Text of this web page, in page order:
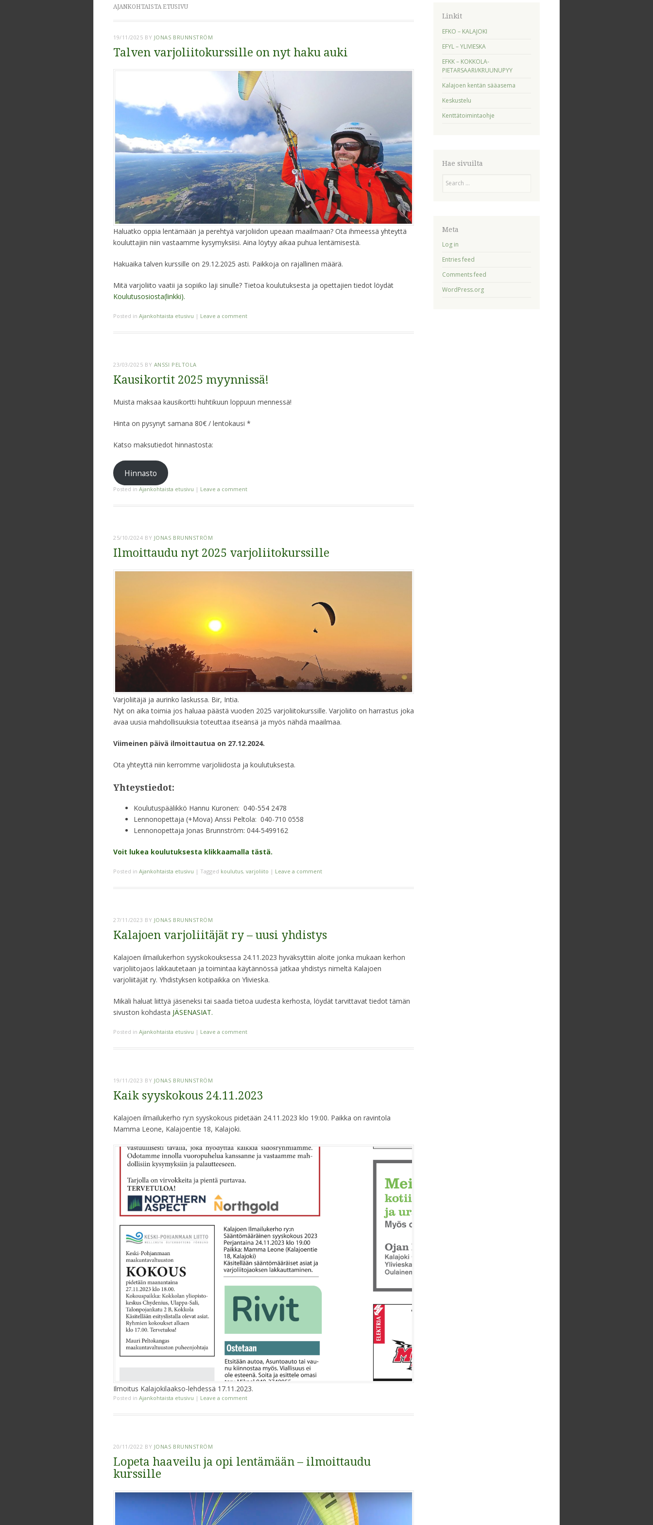
AJANKOHTAISTA ETUSIVU
19/11/2025 BY JONAS BRUNNSTRÖM
Talven varjoliitokurssille on nyt haku auki
Haluatko oppia lentämään ja perehtyä varjoliidon upeaan maailmaan? Ota ihmeessä yhteyttä
kouluttajiin niin vastaamme kysymyksiisi. Aina löytyy aikaa puhua lentämisestä.
Hakuaika talven kurssille on 29.12.2025 asti. Paikkoja on rajallinen määrä.
Mitä varjoliito vaatii ja sopiiko laji sinulle? Tietoa koulutuksesta ja opettajien tiedot löydät
Koulutusosiosta(linkki).
Posted in Ajankohtaista etusivu | Leave a comment
23/03/2025 BY ANSSI PELTOLA
Kausikortit 2025 myynnissä!
Muista maksaa kausikortti huhtikuun loppuun mennessä!
Hinta on pysynyt samana 80€ / lentokausi *
Katso maksutiedot hinnastosta:
Hinnasto
Posted in Ajankohtaista etusivu | Leave a comment
25/10/2024 BY JONAS BRUNNSTRÖM
Ilmoittaudu nyt 2025 varjoliitokurssille
Varjoliitäjä ja aurinko laskussa. Bir, Intia.
Nyt on aika toimia jos haluaa päästä vuoden 2025 varjoliitokurssille. Varjoliito on harrastus joka
avaa uusia mahdollisuuksia toteuttaa itseänsä ja myös nähdä maailmaa.
Viimeinen päivä ilmoittautua on 27.12.2024.
Ota yhteyttä niin kerromme varjoliidosta ja koulutuksesta.
Yhteystiedot:
Koulutuspäälikkö Hannu Kuronen: 040-554 2478
Lennonopettaja (+Mova) Anssi Peltola: 040-710 0558
Lennonopettaja Jonas Brunnström: 044-5499162
Voit lukea koulutuksesta klikkaamalla tästä.
Posted in Ajankohtaista etusivu | Tagged koulutus, varjoliito | Leave a comment
27/11/2023 BY JONAS BRUNNSTRÖM
Kalajoen varjoliitäjät ry – uusi yhdistys
Kalajoen ilmailukerhon syyskokouksessa 24.11.2023 hyväksyttiin aloite jonka mukaan kerhon
varjoliitojaos lakkautetaan ja toimintaa käytännössä jatkaa yhdistys nimeltä Kalajoen
varjoliitäjät ry. Yhdistyksen kotipaikka on Ylivieska.
Mikäli haluat liittyä jäseneksi tai saada tietoa uudesta kerhosta, löydät tarvittavat tiedot tämän
sivuston kohdasta JÄSENASIAT.
Posted in Ajankohtaista etusivu | Leave a comment
19/11/2023 BY JONAS BRUNNSTRÖM
Kaik syyskokous 24.11.2023
Kalajoen ilmailukerho ry:n syyskokous pidetään 24.11.2023 klo 19:00. Paikka on ravintola
Mamma Leone, Kalajoentie 18, Kalajoki.
Ilmoitus Kalajokilaakso-lehdessä 17.11.2023.
Posted in Ajankohtaista etusivu | Leave a comment
20/11/2022 BY JONAS BRUNNSTRÖM
Lopeta haaveilu ja opi lentämään – ilmoittaudu
kurssille
Linkit
EFKO – KALAJOKI
EFYL – YLIVIESKA
EFKK – KOKKOLA-
PIETARSAARI/KRUUNUPYY
Kalajoen kentän sääasema
Keskustelu
Kenttätoimintaohje
Hae sivuilta
Meta
Log in
Entries feed
Comments feed
WordPress.org